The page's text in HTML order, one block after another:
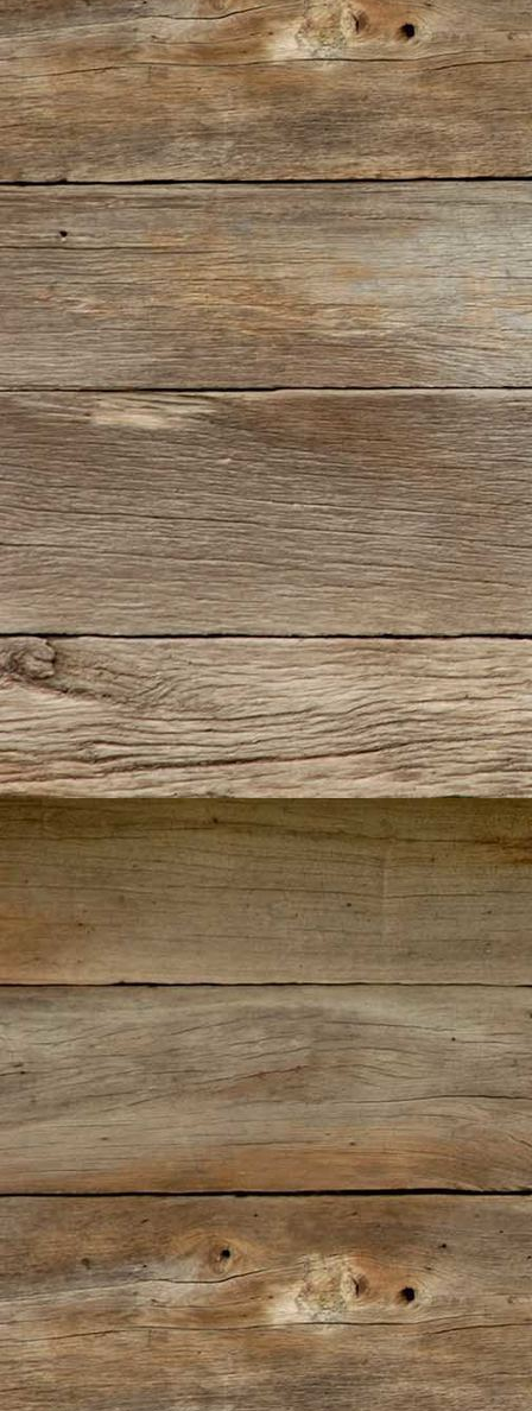
IMG_5476
IMG_5477